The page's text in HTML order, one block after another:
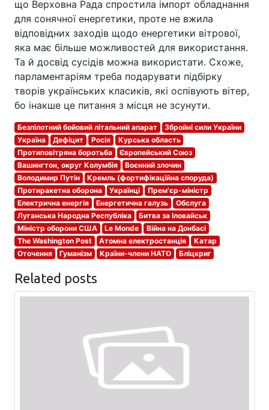
що Верховна Рада спростила імпорт обладнання
для сонячної енергетики, проте не вжила
відповідних заходів щодо енергетики вітрової,
яка має більше можливостей для використання.
Та й досвід сусідів можна використати. Схоже,
парламентаріям треба подарувати підбірку
творів українських класиків, які оспівують вітер,
бо інакше це питання з місця не зсунути.
Безпілотний бойовий літальний апарат
Збройні сили України
Україна
Дефіцит Росія
Курська область
Протиповітряна боротьба
Європейський Союз
Вашингтон, округ Колумбія
Воєнний злочин
Володимир Путін
Кремль (фортифікаційна споруда)
Протиракетна оборона
Українці
Прем'єр-міністр
Електрична енергія
Енергетична галузь
Обслуга
Луганська Народна Республіка
Битва за Іловайськ
Міністр оборони США
Le Monde
Війна на Донбасі
The Washington Post
Атомна електростанція
Катар
Оточення
Гуманізм Країни-члени НАТО Бліцкриг
Related posts